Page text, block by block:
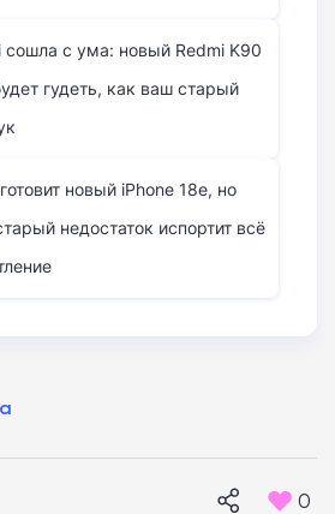
сошла с ума: новый Redmi K90
гудеть, как ваш старый
новый iPhone 18e, но
недостаток испортит всё
0